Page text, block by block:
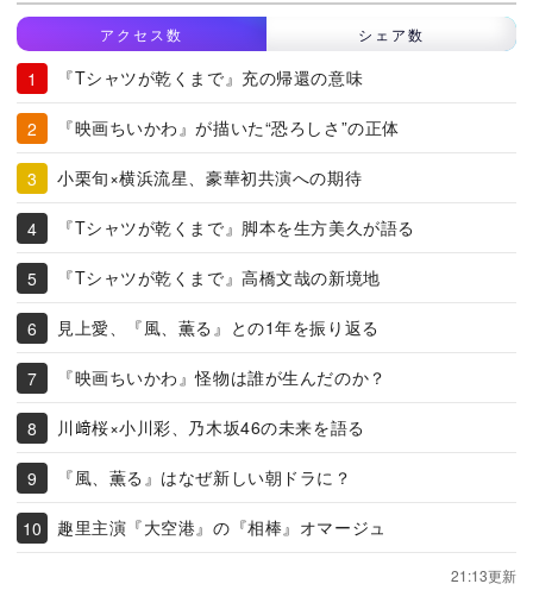
アクセス数 シェア数
『Tシャツが乾くまで』充の帰還の意味
『映画ちいかわ』が描いた“恐ろしさ”の正体
小栗旬×横浜流星、豪華初共演への期待
『Tシャツが乾くまで』脚本を生方美久が語る
『Tシャツが乾くまで』高橋文哉の新境地
見上愛、『風、薫る』との1年を振り返る
『映画ちいかわ』怪物は誰が生んだのか？
川﨑桜×小川彩、乃木坂46の未来を語る
『風、薫る』はなぜ新しい朝ドラに？
趣里主演『大空港』の『相棒』オマージュ
21:13更新